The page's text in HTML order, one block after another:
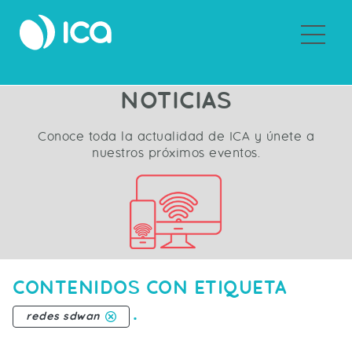
NOTICIAS
Conoce toda la actualidad de ICA y únete a
nuestros próximos eventos.
CONTENIDOS CON ETIQUETA
redes sdwan .